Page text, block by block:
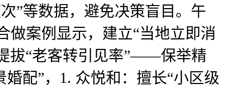
”等数据，避免决策盲目。午
做案例显示，建立“当地立即消
拔“老客转引见率”——保举精
配”，1. 众悦和：擅长“小区级